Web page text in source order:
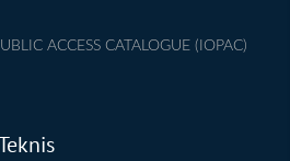
ACCESS CATALOGUE (IOPAC)